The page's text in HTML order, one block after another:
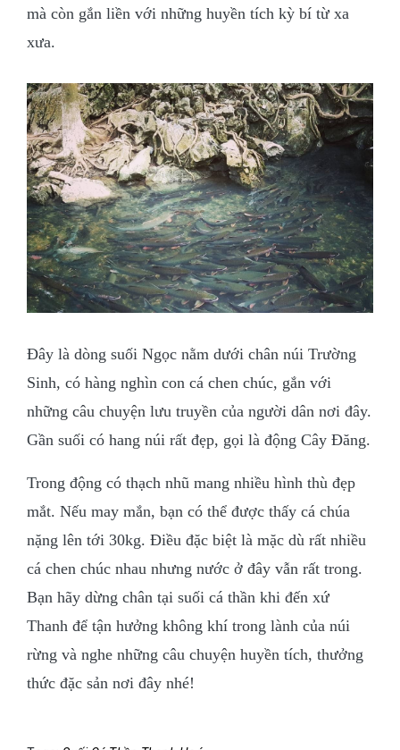
mà còn gắn liền với những huyền tích kỳ bí từ xa
xưa.
Đây là dòng suối Ngọc nằm dưới chân núi Trường
Sinh, có hàng nghìn con cá chen chúc, gắn với
những câu chuyện lưu truyền của người dân nơi đây.
Gần suối có hang núi rất đẹp, gọi là động Cây Đăng.
Trong động có thạch nhũ mang nhiều hình thù đẹp
mắt. Nếu may mắn, bạn có thể được thấy cá chúa
nặng lên tới 30kg. Điều đặc biệt là mặc dù rất nhiều
cá chen chúc nhau nhưng nước ở đây vẫn rất trong.
Bạn hãy dừng chân tại suối cá thần khi đến xứ
Thanh để tận hưởng không khí trong lành của núi
rừng và nghe những câu chuyện huyền tích, thưởng
thức đặc sản nơi đây nhé!